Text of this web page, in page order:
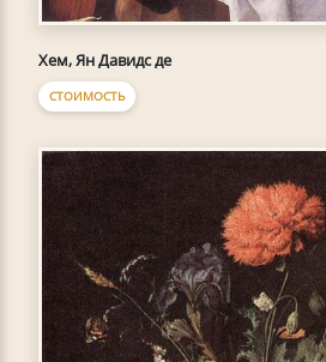
Хем, Ян Давидс де
СТОИМОСТЬ